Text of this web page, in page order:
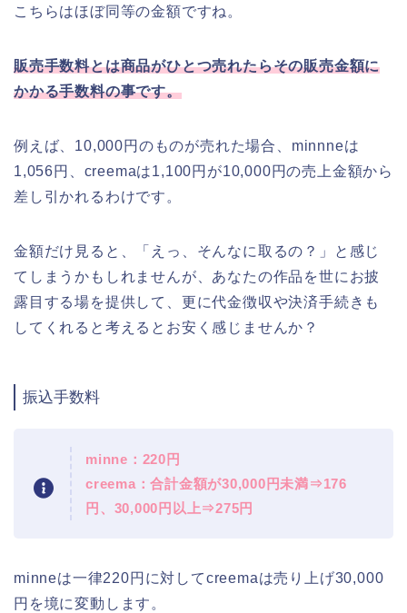
こちらはほぼ同等の金額ですね。
販売手数料とは商品がひとつ売れたらその販売金額に
かかる手数料の事です。
例えば、10,000円のものが売れた場合、minnneは
1,056円、creemaは1,100円が10,000円の売上金額から
差し引かれるわけです。
金額だけ見ると、「えっ、そんなに取るの？」と感じ
てしまうかもしれませんが、あなたの作品を世にお披
露目する場を提供して、更に代金徴収や決済手続きも
してくれると考えるとお安く感じませんか？
振込手数料
minne：220円
creema：合計金額が30,000円未満⇒176
円、30,000円以上⇒275円
minneは一律220円に対してcreemaは売り上げ30,000
円を境に変動します。